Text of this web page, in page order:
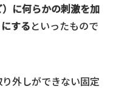
に何らかの刺激を加
するといったもので
外しができない固定